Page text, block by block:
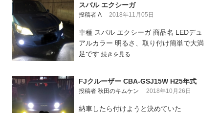
スバル エクシーガ
投稿者 A 2018年11月05日
車種 スバル エクシーガ 商品名 LEDデュ
アルカラー 明るさ、取り付け簡単で大満
足です 続きを見る
FJクルーザー CBA-GSJ15W H25年式
投稿者 秋田のキムケン 2018年10月26日
納車したら付けようと決めていた